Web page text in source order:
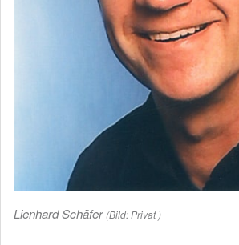
Lienhard Schäfer(Bild: Privat )